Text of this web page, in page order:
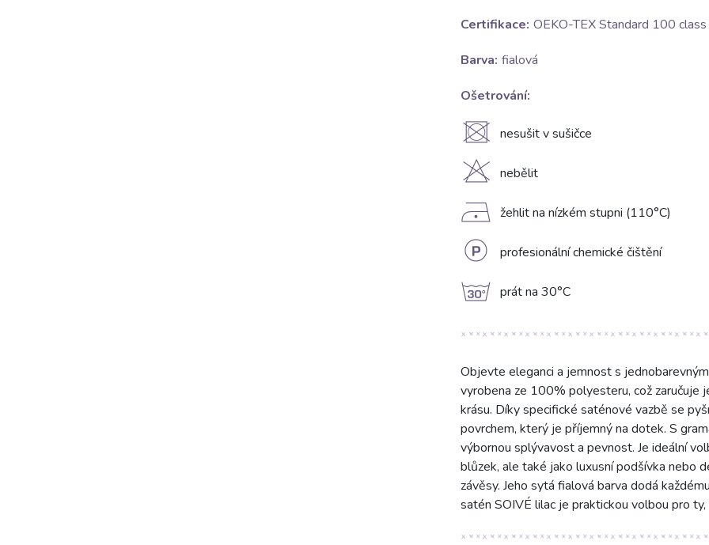
Certifikace: OEKO-TEX Standard 100 class
Barva: fialová
Ošetrování:
U nesušit v sušičce
H nebělit
D žehlit na nízkém stupni (110°C)
L profesionální chemické čištění
g prát na 30°C
Objevte eleganci a jemnost s
vyrobena ze 100% polyesteru, což zaručuje
krásu. Díky specifické saténové vazbě se
povrchem, který je příjemný na dotek. S
výbornou splývavost a pevnost. Je ideální
blůzek, ale také jako luxusní podšívka nebo
závěsy. Jeho sytá fialová barva dodá
satén SOIVÉ lilac je praktickou volbou pro